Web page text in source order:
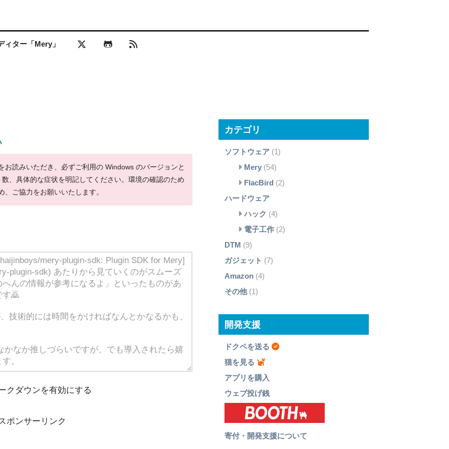
ィター「Mery」
お読みいただき、必ずご利用の Windows のバージョンと
、具体的な症状を明記してください。環境の確認のため
ご協力をお願いいたします。
クダウンを有効にする
ポンサーリンク
カテゴリ
ソフトウェア(1)
Mery (54)
FlacBird (2)
ハードウェア
ハック (4)
電子工作 (2)
DTM (9)
ガジェット (7)
Amazon(4)
その他(1)
開発支援
ドクペを送る
猫を見る
アプリを購入
ウェブ投げ銭
寄付・開発支援について